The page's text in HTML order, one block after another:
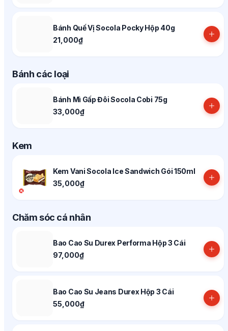
Bánh Quế Vị Socola Pocky Hộp 40g
21,000₫
Bánh các loại
Bánh Mì Gấp Đôi Socola Cobi 75g
33,000₫
Kem
Kem Vani Socola Ice Sandwich Gói 150ml
35,000₫
Chăm sóc cá nhân
Bao Cao Su Durex Performa Hộp 3 Cái
97,000₫
Bao Cao Su Jeans Durex Hộp 3 Cái
55,000₫